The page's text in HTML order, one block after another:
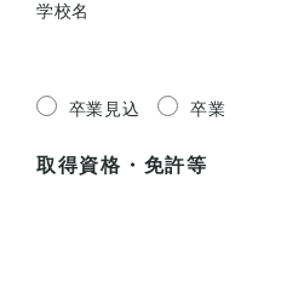
学校名
卒業見込 卒業
取得資格・免許等